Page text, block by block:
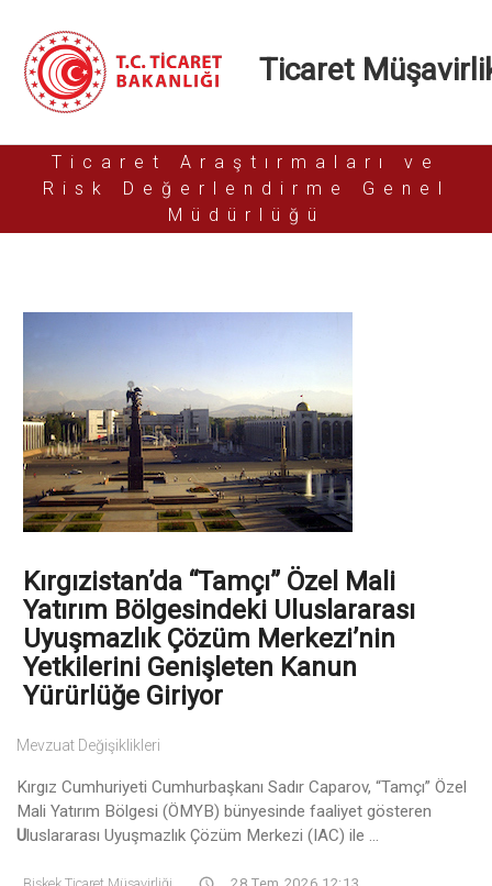
Ticaret
Ticaret Araştırmaları ve
Risk Değerlendirme Genel
Müdürlüğü
Kırgızistan’da “Tamçı” Özel Mali
Yatırım Bölgesindeki Uluslararası
Uyuşmazlık Çözüm Merkezi’nin
Yetkilerini Genişleten Kanun
Yürürlüğe Giriyor
Mevzuat Değişiklikleri
Kırgız Cumhuriyeti Cumhurbaşkanı Sadır Caparov, “Tamçı” Özel
Mali Yatırım Bölgesi (ÖMYB) bünyesinde faaliyet gösteren
Uluslararası Uyuşmazlık Çözüm Merkezi (IAC) ile ...
Bişkek Ticaret Müşavirliği 28 Tem 2026 12:13